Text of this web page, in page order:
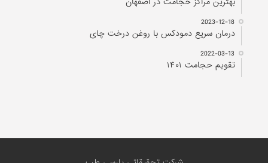
2023-12-18
درمان سریع دمودکس با روغن درخت چای
2022-03-13
تقویم حجامت ۱۴۰۱